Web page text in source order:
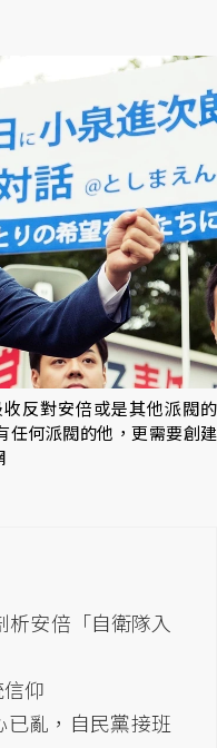
反對安倍或是其他派閥的
任何派閥的他，更需要創建
析安倍「自衛隊入
仰
亂，自民黨接班